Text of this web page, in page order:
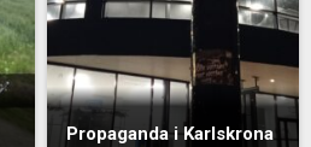
Propaganda i Karlskrona